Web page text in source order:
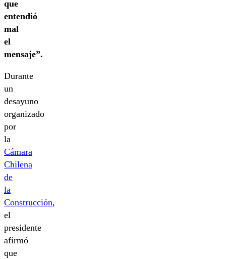
que
entendió
mal
el
mensaje”.
Durante
un
desayuno
organizado
por
la
Cámara
Chilena
de
la
Construcción,
el
presidente
afirmó
que